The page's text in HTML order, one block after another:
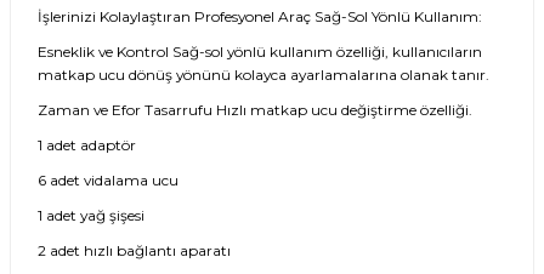
İşlerinizi Kolaylaştıran Profesyonel Araç Sağ-Sol Yönlü Kullanım:
Esneklik ve Kontrol Sağ-sol yönlü kullanım özelliği, kullanıcıların
matkap ucu dönüş yönünü kolayca ayarlamalarına olanak tanır.
Zaman ve Efor Tasarrufu Hızlı matkap ucu değiştirme özelliği.
1 adet adaptör
6 adet vidalama ucu
1 adet yağ şişesi
2 adet hızlı bağlantı aparatı